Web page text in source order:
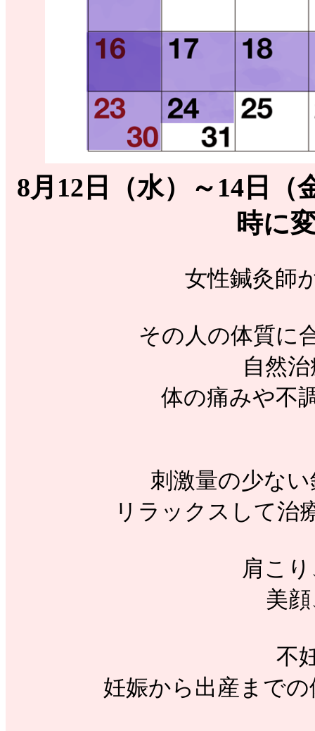
8月12日（水）～14日（
時に
女性鍼灸師
その人の体質に
自然
体の痛みや不
刺激量の少な
リラックスして治
肩こ
美
不
妊娠から出産まで